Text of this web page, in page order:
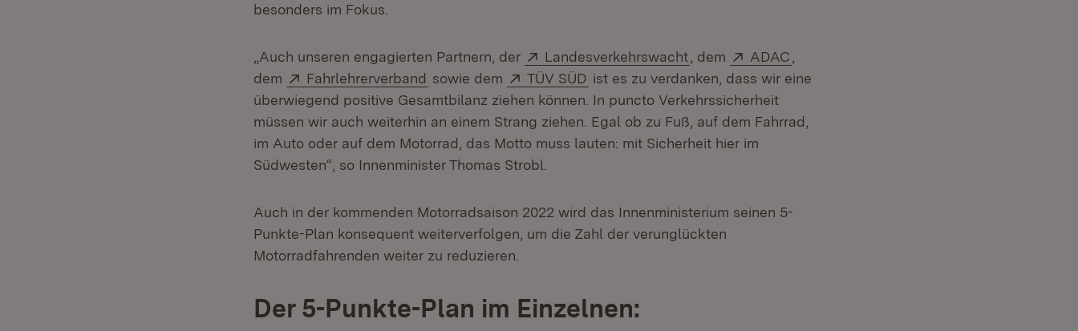
besonders im Fokus.
„Auch unseren engagierten Partnern, der Extern:
Landesverkehrswacht (Öffnet in neuem Fenster)
, dem Extern:
ADAC
dem
Extern:
Fahrlehrerverband (Öffnet in neuem Fenster)
sowie dem Extern:
TÜV SÜD (Öffnet in neuem Fenster)
ist es zu verdanken, dass wir eine
überwiegend positive Gesamtbilanz ziehen können. In puncto Verkehrssicherheit
müssen wir auch weiterhin an einem Strang ziehen. Egal ob zu Fuß, auf dem Fahrrad,
im Auto oder auf dem Motorrad, das Motto muss lauten: mit Sicherheit hier im
Südwesten“, so Innenminister Thomas Strobl.
Auch in der kommenden Motorradsaison 2022 wird das Innenministerium seinen 5-
Punkte-Plan konsequent weiterverfolgen, um die Zahl der verunglückten
Motorradfahrenden weiter zu reduzieren.
Der 5-Punkte-Plan im Einzelnen: